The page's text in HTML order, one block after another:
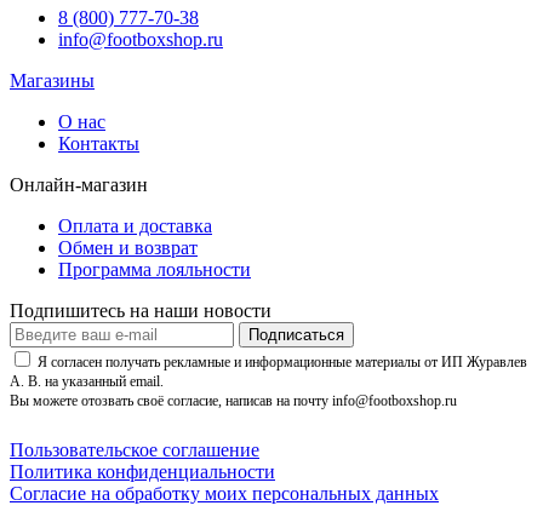
8 (800) 777-70-38
info@footboxshop.ru
Магазины
О нас
Контакты
Онлайн-магазин
Оплата и доставка
Обмен и возврат
Программа лояльности
Подпишитесь на наши новости
Подписаться
Я согласен получать рекламные и информационные материалы от ИП Журавлев
А. В. на указанный email.
Вы можете отозвать своё согласие, написав на почту info@footboxshop.ru
Пользовательское соглашение
Политика конфиденциальности
Согласие на обработку моих персональных данных